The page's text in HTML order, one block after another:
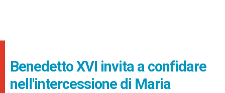
Benedetto XVI invita a confidare
nell'intercessione di Maria